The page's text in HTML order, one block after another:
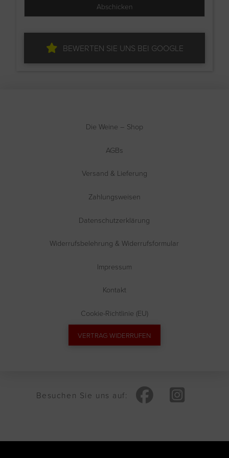
BEWERTEN SIE UNS BEI GOOGLE
Die Weine – Shop
AGBs
Versand & Lieferung
Zahlungsweisen
Datenschutzerklärung
Widerrufsbelehrung & Widerrufsformular
Impressum
Kontakt
Cookie-Richtlinie (EU)
VERTRAG WIDERRUFEN
Besuchen Sie uns auf: